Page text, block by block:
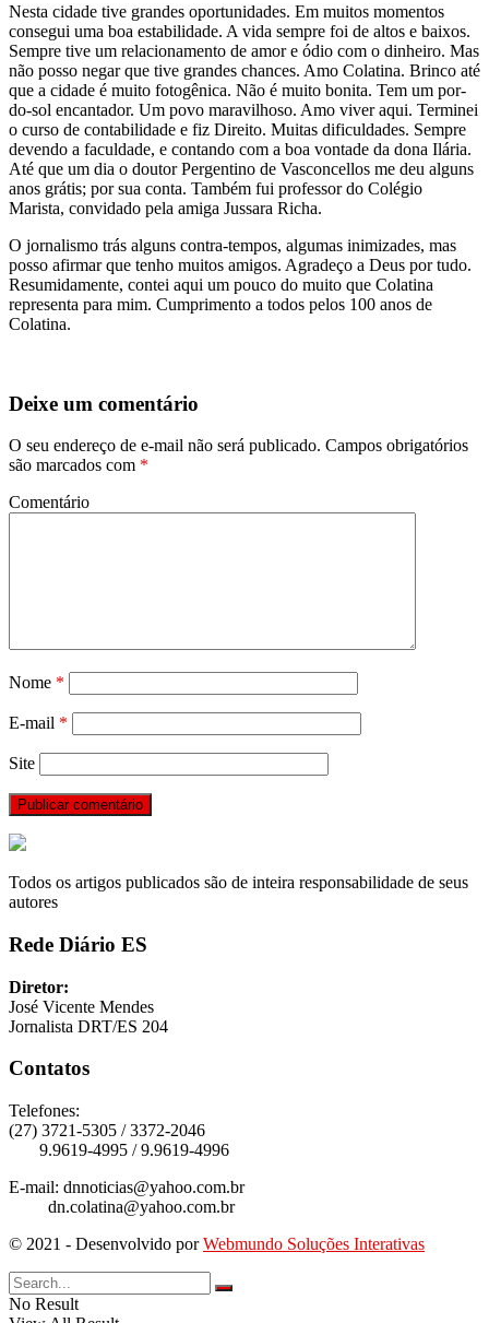
Nesta cidade tive grandes oportunidades. Em muitos momentos
consegui uma boa estabilidade. A vida sempre foi de altos e baixos.
Sempre tive um relacionamento de amor e ódio com o dinheiro. Mas
não posso negar que tive grandes chances. Amo Colatina. Brinco até
que a cidade é muito fotogênica. Não é muito bonita. Tem um por-
do-sol encantador. Um povo maravilhoso. Amo viver aqui. Terminei
o curso de contabilidade e fiz Direito. Muitas dificuldades. Sempre
devendo a faculdade, e contando com a boa vontade da dona Ilária.
Até que um dia o doutor Pergentino de Vasconcellos me deu alguns
anos grátis; por sua conta. Também fui professor do Colégio
Marista, convidado pela amiga Jussara Richa.
O jornalismo trás alguns contra-tempos, algumas inimizades, mas
posso afirmar que tenho muitos amigos. Agradeço a Deus por tudo.
Resumidamente, contei aqui um pouco do muito que Colatina
representa para mim. Cumprimento a todos pelos 100 anos de
Colatina.
Deixe um comentário
O seu endereço de e-mail não será publicado. Campos obrigatórios
são marcados com *
Comentário
Nome *
E-mail *
Site
Todos os artigos publicados são de inteira responsabilidade de seus
autores
Rede Diário ES
Diretor:
José Vicente Mendes
Jornalista DRT/ES 204
Contatos
Telefones:
(27) 3721-5305 / 3372-2046
9.9619-4995 / 9.9619-4996
E-mail: dnnoticias@yahoo.com.br
dn.colatina@yahoo.com.br
© 2021 - Desenvolvido porWebmundo Soluções Interativas
No Result